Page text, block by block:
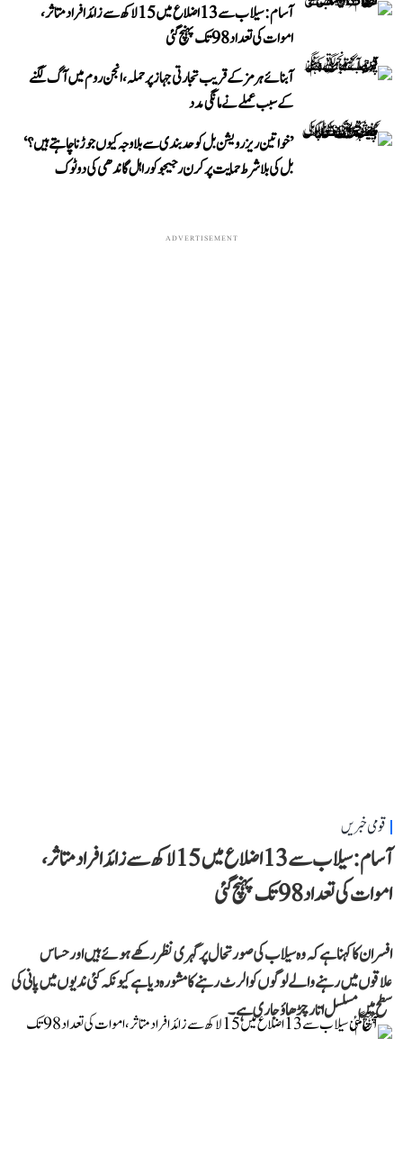
آسام: سیلاب سے 13 اضلاع میں 15 لاکھ سے زائد افراد متاثر،
اموات کی تعداد 98 تک پہنچ گئی
آبنائے ہرمز کے قریب تجارتی جہاز پر حملہ، انجن روم میں آگ لگنے
کے سبب عملے نے مانگی مدد
’خواتین ریزرویشن بل کو حدبندی سے بلا وجہ کیوں جوڑنا چاہتے ہیں؟‘
بل کی بلا شرط حمایت پر کرن رجیجو کو راہل گاندھی کی دوٹوک
ADVERTISEMENT
قومی خبریں
آسام: سیلاب سے 13 اضلاع میں 15 لاکھ سے زائد افراد متاثر،
اموات کی تعداد 98 تک پہنچ گئی
افسران کا کہنا ہے کہ وہ سیلاب کی صورتحال پر گہری نظر رکھے ہوئے ہیں اور حساس
علاقوں میں رہنے والے لوگوں کو الرٹ رہنے کا مشورہ دیا ہے کیونکہ کئی ندیوں میں پانی کی
سطح میں مسلسل اتار چڑھاؤ جاری ہے۔